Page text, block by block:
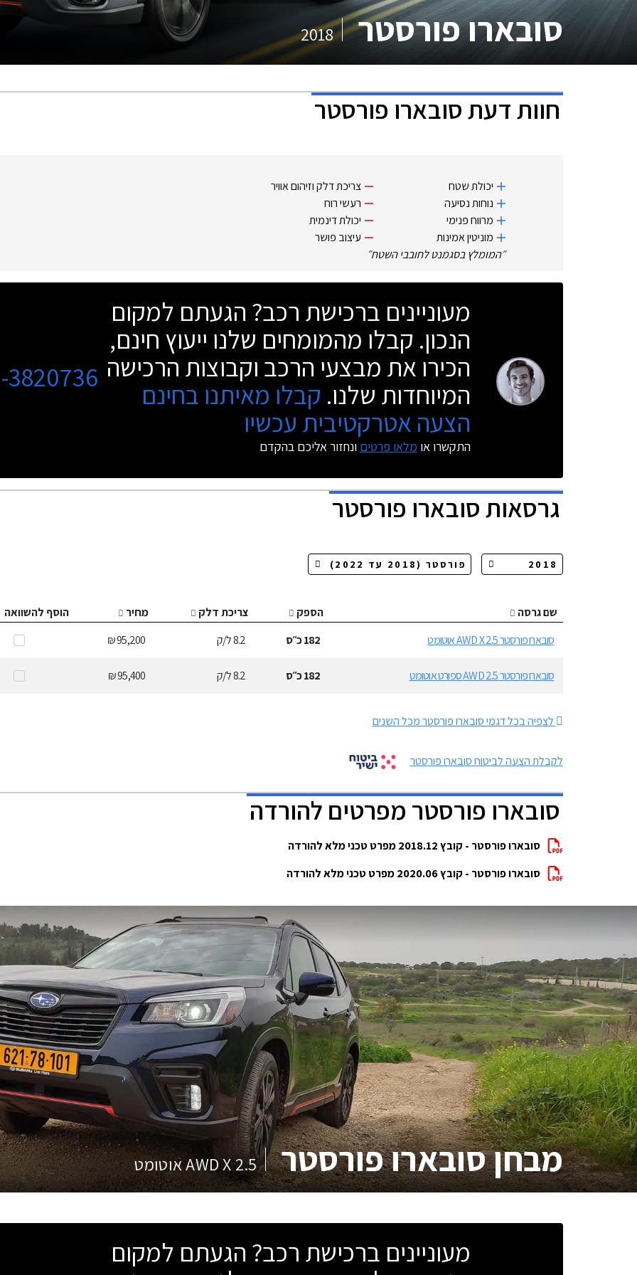
סובארו פורסטר 2018
חוות דעתסובארו פורסטר
יכולת שטח
נוחות נסיעה
מרווח פנימי
מוניטין אמינות
צריכת דלק וזיהום אוויר
רעשי רוח
יכולת דינמית
עיצוב פושר
״המומלץ בסגמנט לחובבי השטח״
מעוניינים ברכישת רכב? הגעתם למקום
הנכון. קבלו מהמומחים שלנו ייעוץ חינם,
הכירו את מבצעי הרכב וקבוצות הרכישה
המיוחדות שלנו. קבלו מאיתנו בחינם
הצעה אטרקטיבית עכשיו
התקשרו או מלאו פרטים ונחזור אליכם בהקדם
3820736
גרסאותסובארו פורסטר
שם גרסה הספק צריכת דלק מחיר
הוסף להשוואה
סובארו פורסטר 2.5 AWD X אוטומט
182כ״ס 8.2ל/ק 95,200 ₪
סובארו פורסטר 2.5 AWD ספורט אוטומט 182כ״ס 8.2ל/ק 95,400 ₪
לצפיה בכל דגמי סובארו פורסטר מכל השנים
לקבלת הצעה לביטוח סובארו פורסטר
סובארו פורסטר מפרטים להורדה
סובארו פורסטר - קובץ 2018.12 מפרט טכני מלא להורדה
סובארו פורסטר - קובץ 2020.06 מפרט טכני מלא להורדה
מבחןסובארו פורסטר 2.5 AWD X אוטומט
מעוניינים ברכישת רכב? הגעתם למקום